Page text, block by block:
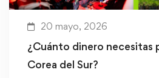
20 mayo, 2026
¿Cuánto dinero necesitas
Corea del Sur?